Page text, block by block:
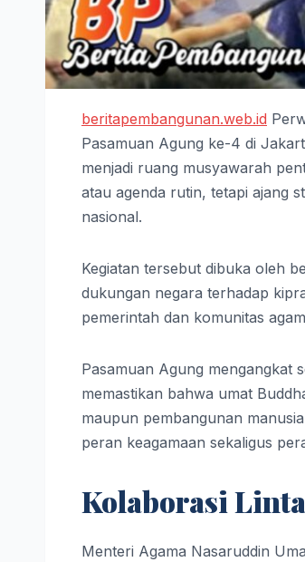
beritapembangunan.web.id
Pasamuan Agung ke-4 di
menjadi ruang musyawarah
atau agenda rutin, tetapi ajang
nasional.
Kegiatan tersebut dibuka oleh
dukungan negara terhadap
pemerintah dan komunitas
Pasamuan Agung mengangkat
memastikan bahwa umat
maupun pembangunan
peran keagamaan sekaligus
Kolaborasi
Menteri Agama Nasaruddin